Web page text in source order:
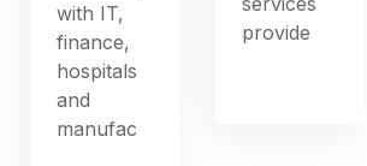
with IT,
finance,
hospitals
and
manufac
provide